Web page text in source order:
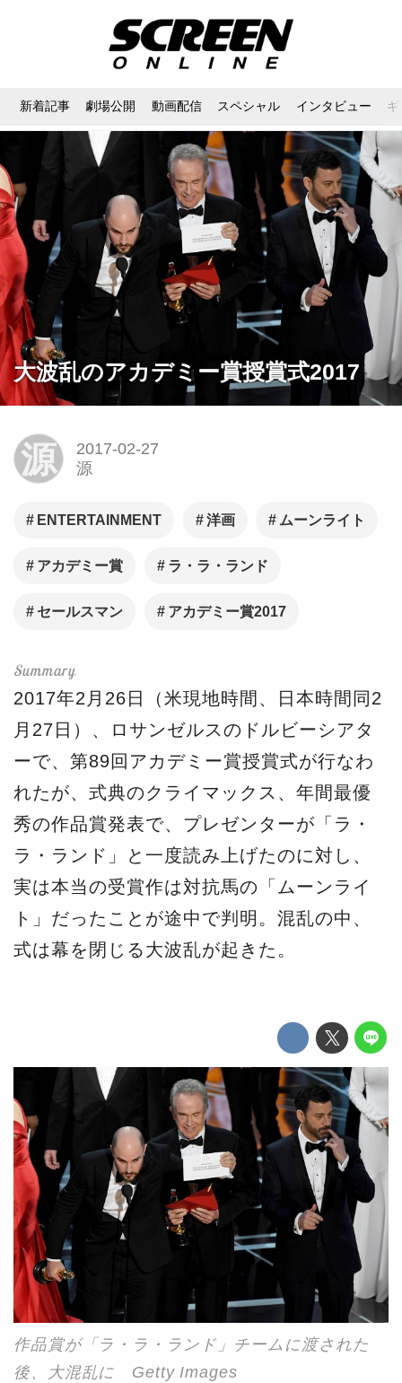
新着記事 劇場公開 動画配信 スペシャル インタビュー
大波乱のアカデミー賞授賞式2017
源
2017-02-27
源
ENTERTAINMENT 洋画 ムーンライト
アカデミー賞 ラ・ラ・ランド
セールスマン アカデミー賞2017
2017年2月26日（米現地時間、日本時間同2
月27日）、ロサンゼルスのドルビーシアタ
ーで、第89回アカデミー賞授賞式が行なわ
れたが、式典のクライマックス、年間最優
秀の作品賞発表で、プレゼンターが「ラ・
ラ・ランド」と一度読み上げたのに対し、
実は本当の受賞作は対抗馬の「ムーンライ
ト」だったことが途中で判明。混乱の中、
式は幕を閉じる大波乱が起きた。
作品賞が「ラ・ラ・ランド」チームに渡された
後、大混乱に Getty Images